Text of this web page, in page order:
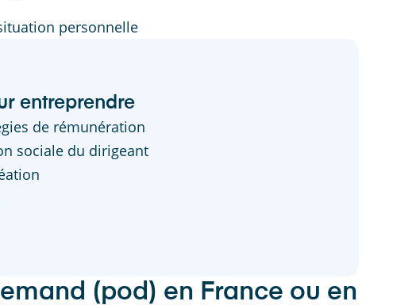
personnelle
entreprendre
de rémunération
sociale du dirigeant
(pod) en France ou en